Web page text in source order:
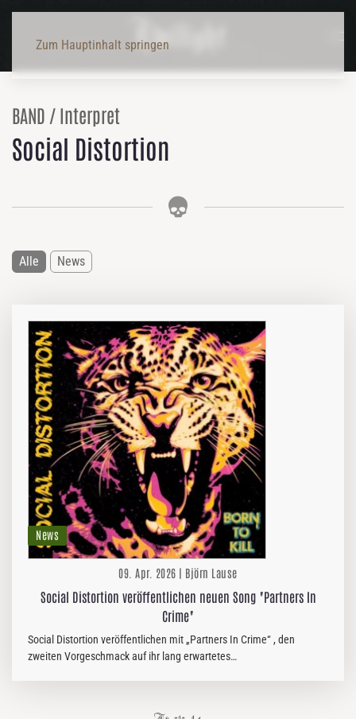
Zum Hauptinhalt springen
BAND / Interpret
Social Distortion
Alle News
News
09. Apr. 2026 | Björn Lause
Social Distortion veröffentlichen neuen Song "Partners In
Crime"
Social Distortion veröffentlichen mit „Partners In Crime“ , den
zweiten Vorgeschmack auf ihr lang erwartetes